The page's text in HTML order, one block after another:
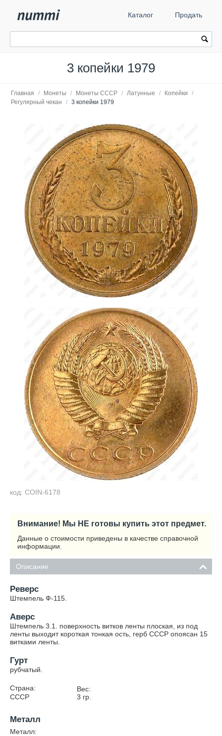
Каталог Продать
3 копейки 1979
Главная / Монеты / Монеты СССР / Латунные / Копейки
/
Регулярный чекан
/ 3 копейки 1979
код: COIN-6178
Внимание! Мы НЕ готовы купить этот предмет.
Данные о стоимости приведены в качестве справочной
информации.
Описание
Реверс
Штемпель Ф-115.
Аверс
Штемпель 3.1. поверхность витков ленты плоская, из под
ленты выходит короткая тонкая ость, герб СССР опоясан 15
витками ленты.
Гурт
рубчатый.
Страна:
СССР
Вес:
3 гр.
Металл
Металл: